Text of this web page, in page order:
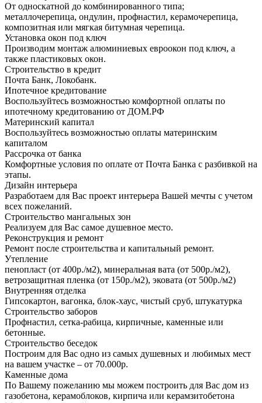
От односкатной до комбинированного типа;
металлочерепица, ондулин, профнастил, керамочерепица,
композитная или мягкая битумная черепица.
Установка окон под ключ
Производим монтаж алюминиевых евроокон под ключ, а
также пластиковых окон.
Строительство в кредит
Почта Банк, Локобанк.
Ипотечное кредитование
Воспользуйтесь возможностью комфортной оплаты по
ипотечному кредитованию от ДОМ.РФ
Материнский капитал
Воспользуйтесь возможностью оплаты материнским
капиталом
Рассрочка от банка
Комфортные условия по оплате от Почта Банка с разбивкой на
этапы.
Дизайн интерьера
Разработаем для Вас проект интерьера Вашей мечты с учетом
всех пожеланий.
Строительство мангальных зон
Реализуем для Вас самое душевное место.
Реконструкция и ремонт
Ремонт после строительства и капитальный ремонт.
Утепление
пенопласт (от 400р./м2), минеральная вата (от 500р./м2),
ветрозащитная пленка (от 150р./м2), эковата (от 500р./м2)
Внутренняя отделка
Гипсокартон, вагонка, блок-хаус, чистый сруб, штукатурка
Строительство заборов
Профнастил, сетка-рабица, кирпичные, каменные или
бетонные.
Строительство беседок
Построим для Вас одно из самых душевных и любимых мест
на вашем участке – от 70.000р.
Каменные дома
По Вашему пожеланию мы можем построить для Вас дом из
газобетона, керамоблоков, кирпича или керамзитобетона